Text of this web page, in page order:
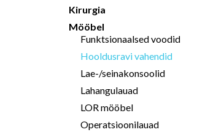
Kirurgia
Mööbel
Funktsionaalsed voodid
Hooldusravi vahendid
Lae-/seinakonsoolid
Lahangulauad
LOR mööbel
Operatsioonilauad